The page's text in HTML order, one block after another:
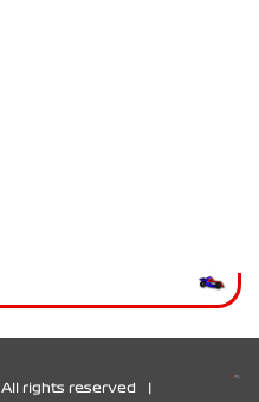
All rights reserved